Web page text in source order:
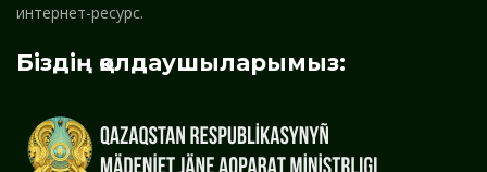
интернет-ресурс.
Біздің қолдаушыларымыз: